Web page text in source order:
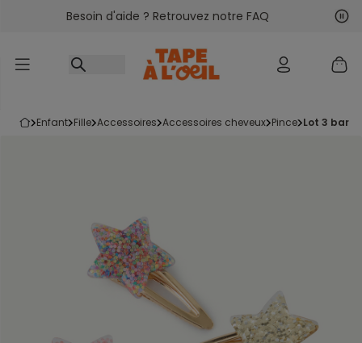
Accéder au contenu
Besoin d'aide ? Retrouvez notre FAQ
enfant fille accessoires accessoires cheveux pince lot 3